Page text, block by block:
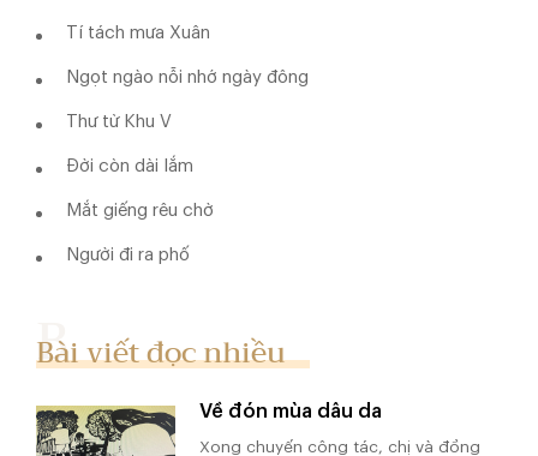
Tí tách mưa Xuân
Ngọt ngào nỗi nhớ ngày đông
Thư từ Khu V
Đời còn dài lắm
Mắt giếng rêu chờ
Người đi ra phố
Bài viết đọc nhiều
Về đón mùa dâu da
Xong chuyến công tác, chị và đồng